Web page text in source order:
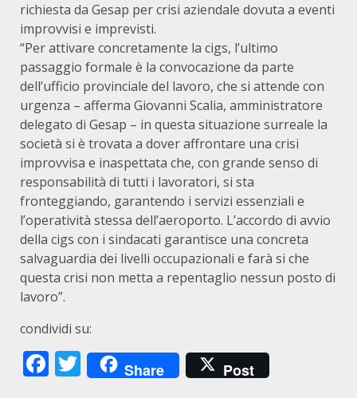
richiesta da Gesap per crisi aziendale dovuta a eventi
improvvisi e imprevisti.
“Per attivare concretamente la cigs, l’ultimo
passaggio formale è la convocazione da parte
dell’ufficio provinciale del lavoro, che si attende con
urgenza – afferma Giovanni Scalia, amministratore
delegato di Gesap – in questa situazione surreale la
società si è trovata a dover affrontare una crisi
improvvisa e inaspettata che, con grande senso di
responsabilità di tutti i lavoratori, si sta
fronteggiando, garantendo i servizi essenziali e
l’operatività stessa dell’aeroporto. L’accordo di avvio
della cigs con i sindacati garantisce una concreta
salvaguardia dei livelli occupazionali e farà si che
questa crisi non metta a repentaglio nessun posto di
lavoro”.
condividi su:
Facebook
Twitter
Share Post